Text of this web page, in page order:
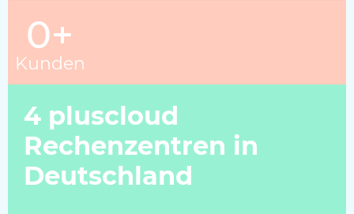
Kunden
0+
4 pluscloud
Rechenzentren in
Deutschland